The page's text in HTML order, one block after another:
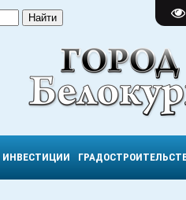
ИНВЕСТИЦИИ